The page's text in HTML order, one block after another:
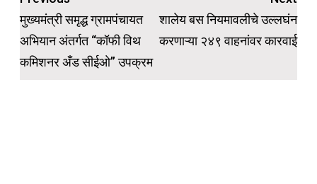
navigation
मुख्यमंत्री समृद्ध ग्रामपंचायत
अभियान अंतर्गत “कॉफी विथ
कमिशनर अँड सीईओ” उपक्रम
शालेय बस नियमावलीचे उल्लघंन
करणाऱ्या २४९ वाहनांवर कारवाई